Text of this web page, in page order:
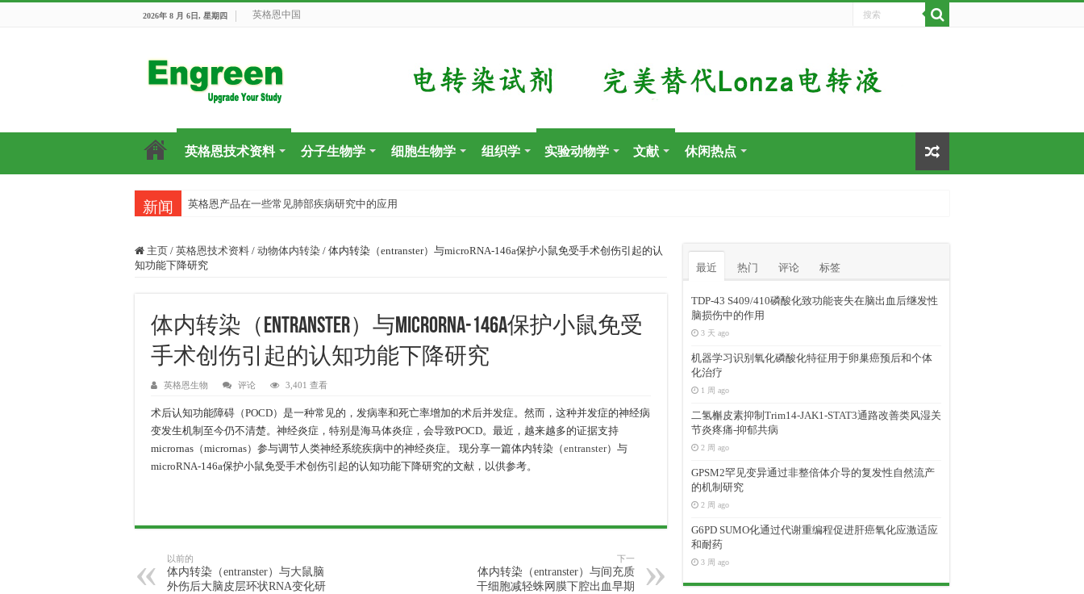
2026年 8 月 6日, 星期四 英格恩中国
英格恩技术资料 分子生物学 细胞生物学 组织学 实验动物学 文献 休闲热点
新闻 英格恩产品在一些常见肺部疾病研究中的应用
主页 / 英格恩技术资料 / 动物体内转染 / 体内转染（entranster）与microRNA-146a保护小鼠免受手术创伤引起的认
知功能下降研究
体内转染（entranster）与microRNA-146a保护小鼠免受
手术创伤引起的认知功能下降研究
英格恩生物 评论 3,401 查看
术后认知功能障碍（POCD）是一种常见的，发病率和死亡率增加的术后并发症。然而，这种并发症的神经病
变发生机制至今仍不清楚。神经炎症，特别是海马体炎症，会导致POCD。最近，越来越多的证据支持
micrornas（micrornas）参与调节人类神经系统疾病中的神经炎症。 现分享一篇体内转染（entranster）与
microRNA-146a保护小鼠免受手术创伤引起的认知功能下降研究的文献，以供参考。
以前的
体内转染（entranster）与大鼠脑
外伤后大脑皮层环状RNA变化研
下一
体内转染（entranster）与间充质
干细胞减轻蛛网膜下腔出血早期
最近 热门 评论 标签
TDP-43 S409/410磷酸化致功能丧失在脑出血后继发性
脑损伤中的作用
3 天 ago
机器学习识别氧化磷酸化特征用于卵巢癌预后和个体
化治疗
1 周 ago
二氢槲皮素抑制Trim14-JAK1-STAT3通路改善类风湿关
节炎疼痛-抑郁共病
2 周 ago
GPSM2罕见变异通过非整倍体介导的复发性自然流产
的机制研究
2 周 ago
G6PD SUMO化通过代谢重编程促进肝癌氧化应激适应
和耐药
3 周 ago